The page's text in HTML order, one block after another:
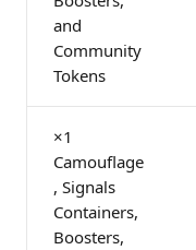
and
Community
Tokens
×1
Camouflage
, Signals
Containers,
Boosters,